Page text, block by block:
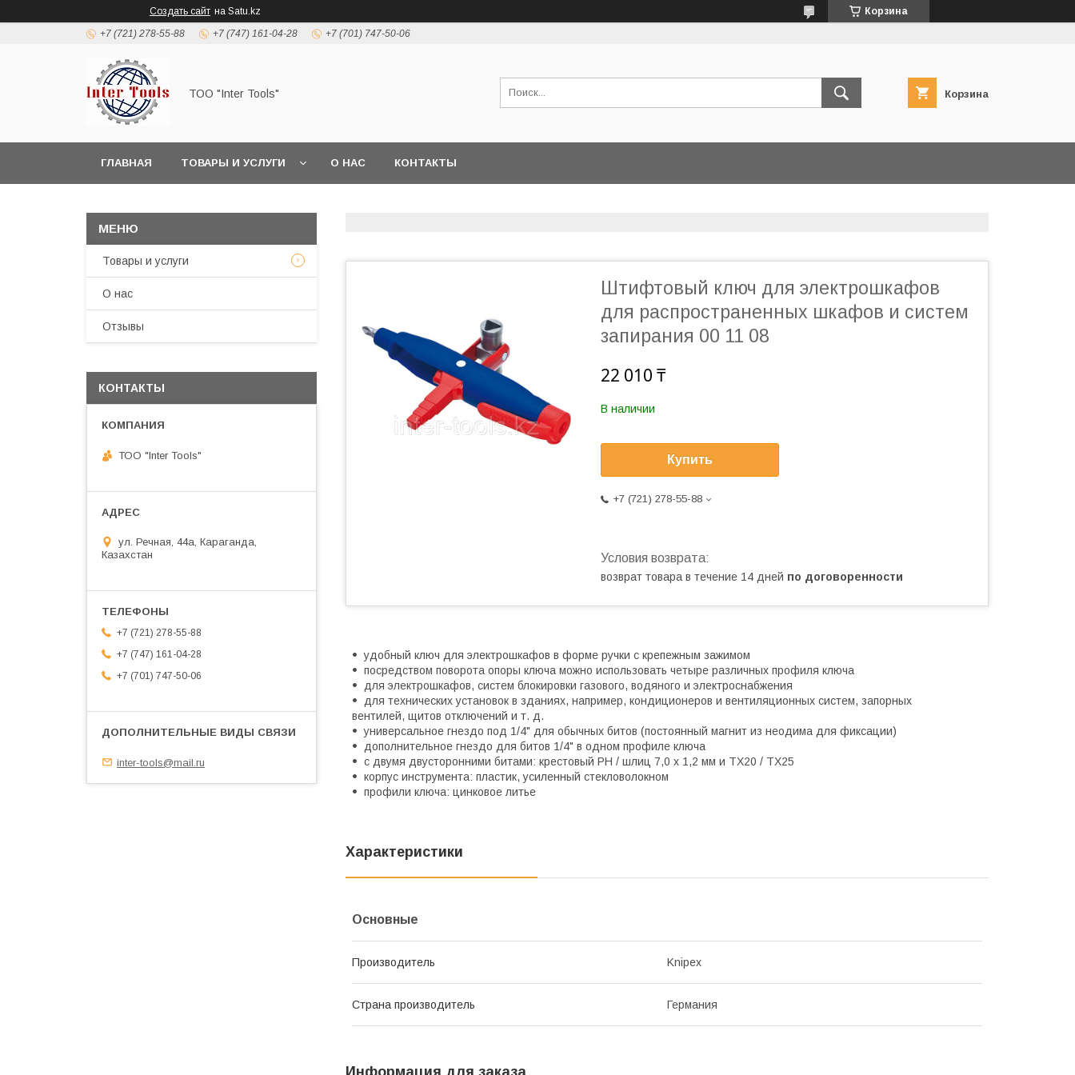
Создать сайт на Satu.kz Корзина
+7 (721) 278-55-88 +7 (747) 161-04-28 +7 (701) 747-50-06
ТОО "Inter Tools" Корзина
ГЛАВНАЯ ТОВАРЫ И УСЛУГИ О НАС КОНТАКТЫ
Штифтовый ключ для электрошкафов
для распространенных шкафов и систем
запирания 00 11 08
22 010 ₸
В наличии
Купить
+7 (721) 278-55-88
возврат товара в течение 14 дней по договоренности
удобный ключ для электрошкафов в форме ручки с крепежным зажимом
посредством поворота опоры ключа можно использовать четыре различных профиля ключа
для электрошкафов, систем блокировки газового, водяного и электроснабжения
для технических установок в зданиях, например, кондиционеров и вентиляционных систем, запорных
вентилей, щитов отключений и т. д.
универсальное гнездо под 1/4" для обычных битов (постоянный магнит из неодима для фиксации)
дополнительное гнездо для битов 1/4" в одном профиле ключа
c двумя двусторонними битами: крестовый PH / шлиц 7,0 x 1,2 мм и TX20 / TX25
корпус инструмента: пластик, усиленный стекловолокном
профили ключа: цинковое литье
Характеристики
Основные
Производитель Knipex
Страна производитель Германия
Информация для заказа
Товары и услуги
О нас
Отзывы
КОНТАКТЫ
ТОО "Inter Tools"
ул. Речная, 44а, Караганда,
Казахстан
+7 (721) 278-55-88
+7 (747) 161-04-28
+7 (701) 747-50-06
inter-tools@mail.ru